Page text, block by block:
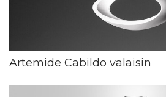
Artemide Cabildo valaisin